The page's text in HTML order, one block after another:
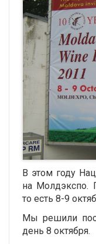
В этом году
на Молдэкспо.
то есть 8-9
Мы решили
день 8 октября.